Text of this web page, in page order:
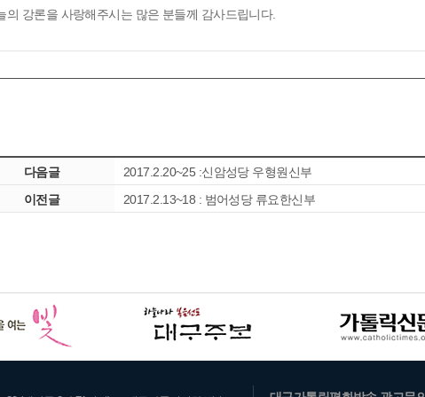
의 강론을 사랑해주시는 많은 분들께 감사드립니다.
다음글
2017.2.20~25 :신암성당 우형원신부
이전글
2017.2.13~18 : 범어성당 류요한신부